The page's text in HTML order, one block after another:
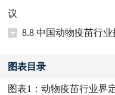
议
+
8.8 中国动物疫苗行
图表目录
图表1：动物疫苗行业界